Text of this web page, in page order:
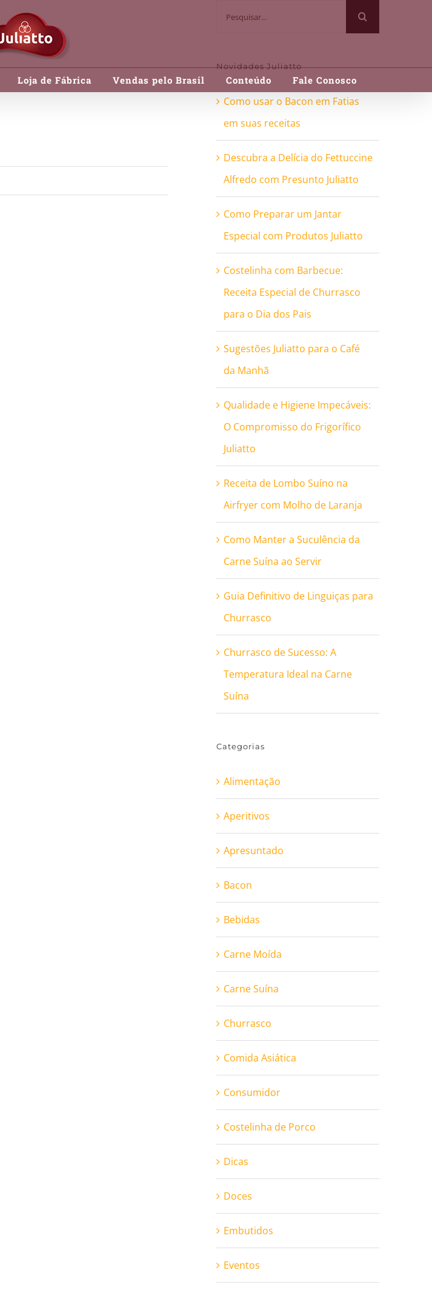
Loja de Fábrica Vendas pelo Brasil Conteúdo Fale Conosco
Novidades Juliatto
Como usar o Bacon em Fatias
em suas receitas
Descubra a Delícia do Fettuccine
Alfredo com Presunto Juliatto
Como Preparar um Jantar
Especial com Produtos Juliatto
Costelinha com Barbecue:
Receita Especial de Churrasco
para o Dia dos Pais
Sugestões Juliatto para o Café
da Manhã
Qualidade e Higiene Impecáveis:
O Compromisso do Frigorífico
Juliatto
Receita de Lombo Suíno na
Airfryer com Molho de Laranja
Como Manter a Suculência da
Carne Suína ao Servir
Guia Definitivo de Linguiças para
Churrasco
Churrasco de Sucesso: A
Temperatura Ideal na Carne
Suína
Categorias
Alimentação
Aperitivos
Apresuntado
Bacon
Bebidas
Carne Moída
Carne Suína
Churrasco
Comida Asiática
Consumidor
Costelinha de Porco
Dicas
Doces
Embutidos
Eventos